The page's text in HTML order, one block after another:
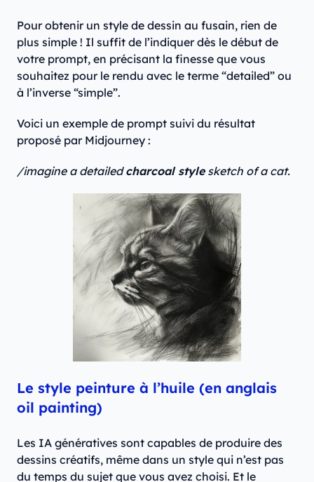
Pour obtenir un style de dessin au fusain, rien de
plus simple ! Il suffit de l’indiquer dès le début de
votre prompt, en précisant la finesse que vous
souhaitez pour le rendu avec le terme “detailed” ou
à l’inverse “simple”.
Voici un exemple de prompt suivi du résultat
proposé par Midjourney :
/imagine a detailedcharcoal stylesketch of a cat.
Le style peinture à l’huile (en anglais
oil painting)
Les IA génératives sont capables de produire des
dessins créatifs, même dans un style qui n’est pas
du temps du sujet que vous avez choisi. Et le